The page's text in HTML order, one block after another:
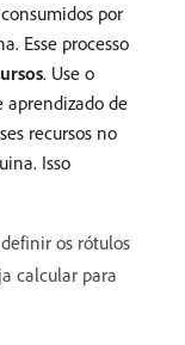
por
Esse processo
. Use o
aprendizado de
recursos no
Isso
os rótulos
calcular para